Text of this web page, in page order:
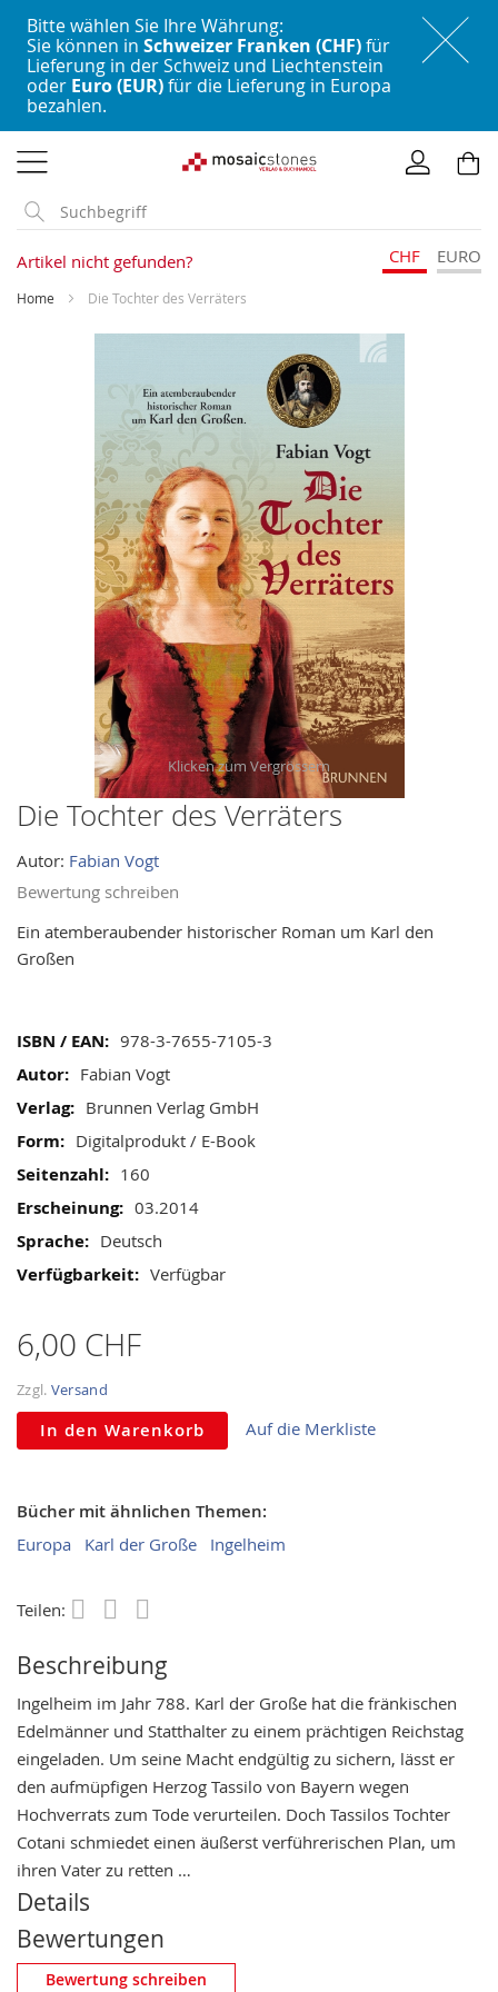
Bitte wählen Sie Ihre Währung:
Sie können in Schweizer Franken (CHF)für
Lieferung in der Schweiz und Liechtenstein
oder Euro (EUR)für die Lieferung in Europa
bezahlen.
zum
Inhalt
Artikel nicht gefunden? CHF EURO
Home Die Tochter des Verräters
Die Tochter des Verräters
Autor: Fabian Vogt
Bewertung schreiben
Ein atemberaubender historischer Roman um Karl den
Großen
Mehr
Informationen
978-3-7655-7105-3
Fabian Vogt
Brunnen Verlag GmbH
Digitalprodukt / E-Book
160
03.2014
Deutsch
Verfügbar
6,00 CHF
Zzgl. Versand
In den Warenkorb Auf die Merkliste
Bücher mit ähnlichen Themen:
Europa Karl der Große Ingelheim
Teilen:
Skip
the
beginning
the
images
Beschreibung
Ingelheim im Jahr 788. Karl der Große hat die fränkischen
Edelmänner und Statthalter zu einem prächtigen Reichstag
eingeladen. Um seine Macht endgültig zu sichern, lässt er
den aufmüpfigen Herzog Tassilo von Bayern wegen
Hochverrats zum Tode verurteilen. Doch Tassilos Tochter
Cotani schmiedet einen äußerst verführerischen Plan, um
ihren Vater zu retten …
Details
Bewertungen
Eigene Bewertung schreiben
Bewertung schreiben